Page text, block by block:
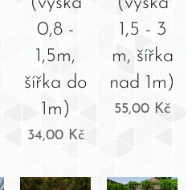
0,8 -
1,5m,
šířka do
1m)
34,00Kč
1,5 - 3
m, šířka
nad 1m)
55,00 Kč